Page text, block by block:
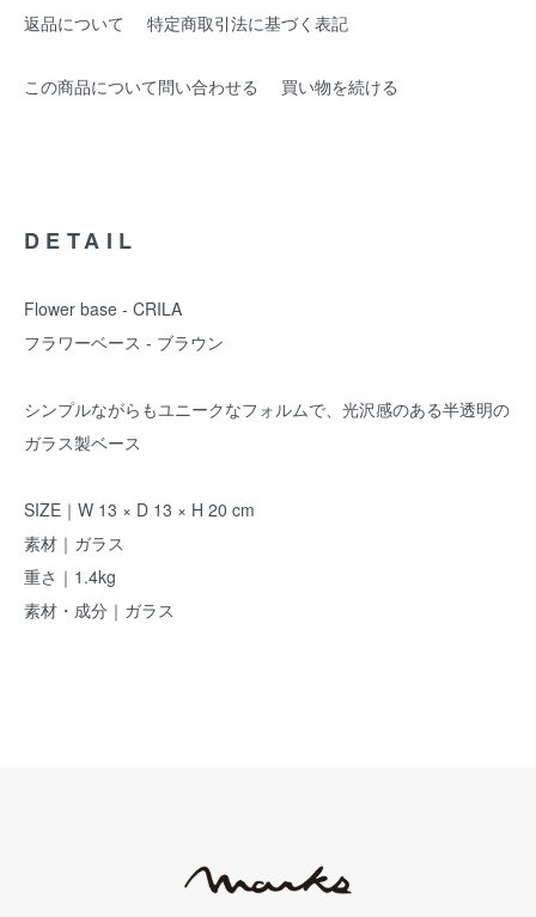
返品について 特定商取引法に基づく表記
この商品について問い合わせる 買い物を続ける
DETAIL
Flower base - CRILA
フラワーベース - ブラウン
シンプルながらもユニークなフォルムで、光沢感のある半透明の
ガラス製ベース
SIZE｜W 13 × D 13 × H 20 cm
素材｜ガラス
重さ｜1.4kg
素材・成分｜ガラス